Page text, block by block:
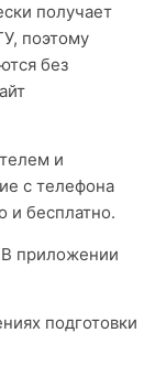
получает
поэтому
без
и
с телефона
и бесплатно.
В приложении
подготовки